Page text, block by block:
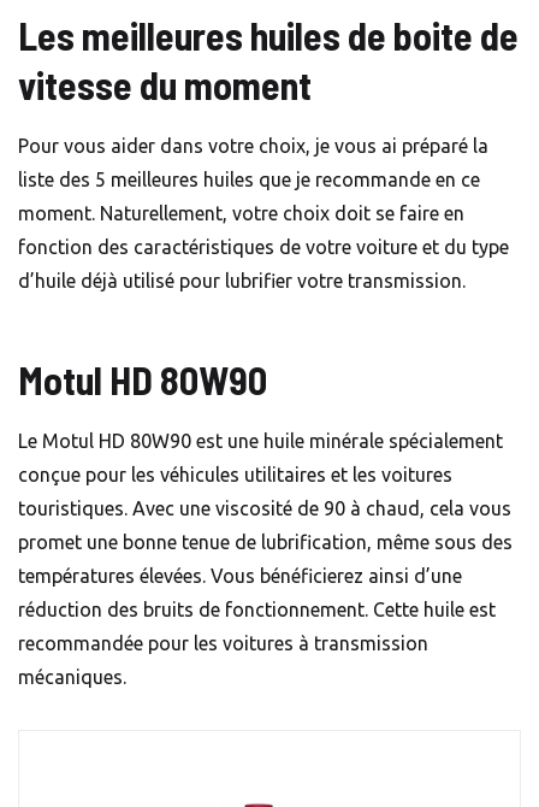
Les meilleures huiles de boite de
vitesse du moment
Pour vous aider dans votre choix, je vous ai préparé la
liste des 5 meilleures huiles que je recommande en ce
moment. Naturellement, votre choix doit se faire en
fonction des caractéristiques de votre voiture et du type
d’huile déjà utilisé pour lubrifier votre transmission.
Motul HD 80W90
Le Motul HD 80W90 est une huile minérale spécialement
conçue pour les véhicules utilitaires et les voitures
touristiques. Avec une viscosité de 90 à chaud, cela vous
promet une bonne tenue de lubrification, même sous des
températures élevées. Vous bénéficierez ainsi d’une
réduction des bruits de fonctionnement. Cette huile est
recommandée pour les voitures à transmission
mécaniques.